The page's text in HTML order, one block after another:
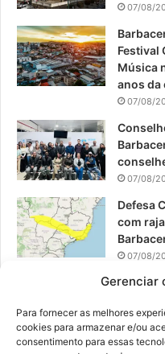
Gerenciar
Para fornecer as melhores
cookies para armazenar e/ou
consentimento para essas
k
07/08/
Festival
Música
anos da
07/08/
07/08/
Defesa
com
07/08/
EPCAR
06/08/